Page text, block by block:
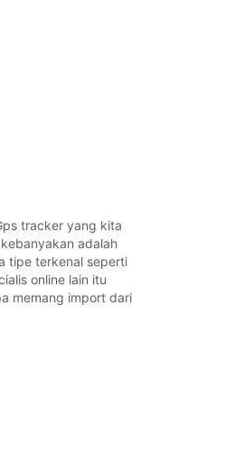
tracker yang kita
adalah
tipe terkenal seperti
online lain itu
memang import dari